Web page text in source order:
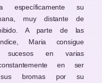
su
muy distante de
A parte de las
Maria consigue
en varias
en ser
bromas por su